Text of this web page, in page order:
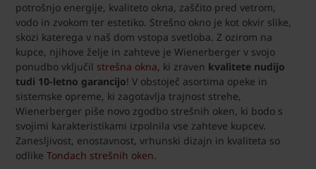
potrošnjo energije, kvaliteto okna, zaščito pred vetrom,
vodo in zvokom ter estetiko. Strešno okno je kot okvir slike,
skozi katerega v naš dom vstopa svetloba. Z ozirom na
kupce, njihove želje in zahteve je Wienerberger v svojo
ponudbo vključil strešna okna, ki zraven kvalitete nudijo
tudi 10-letno garancijo! V obstoječ asortima opeke in
sistemske opreme, ki zagotavlja trajnost strehe,
Wienerberger piše novo zgodbo strešnih oken, ki bodo s
svojimi karakteristikami izpolnila vse zahteve kupcev.
Zanesljivost, enostavnost, vrhunski dizajn in kvaliteta so
odlike Tondach strešnih oken.